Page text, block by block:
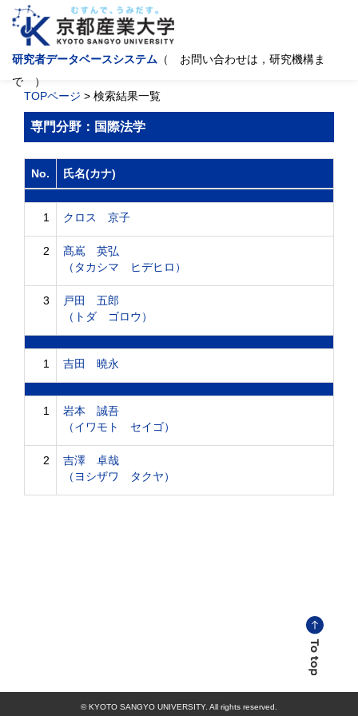
研究者データベースシステム （ お問い合わせは，研究機構ま
で ）
TOPページ > 検索結果一覧
専門分野：国際法学
No. 氏名(カナ)
1 クロス 京子
2
髙嶌 英弘
（タカシマ ヒデヒロ）
3
戸田 五郎
（トダ ゴロウ）
1 吉田 曉永
1
岩本 誠吾
（イワモト セイゴ）
2
吉澤 卓哉
（ヨシザワ タクヤ）
© KYOTO SANGYO UNIVERSITY. All rights reserved.